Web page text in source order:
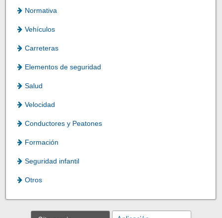
Normativa
Vehículos
Carreteras
Elementos de seguridad
Salud
Velocidad
Conductores y Peatones
Formación
Seguridad infantil
Otros